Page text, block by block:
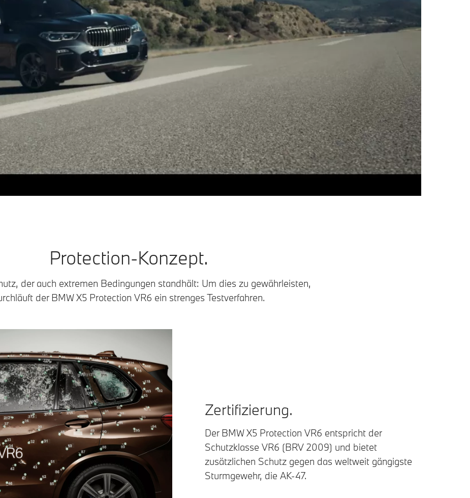
Protection-Konzept.
der auch extremen Bedingungen standhält: Um dies zu gewährleisten,
der BMW X5 Protection VR6 ein strenges Testverfahren.
Zertifizierung.
Der BMW X5 Protection VR6 entspricht der
Schutzklasse VR6 (BRV 2009) und bietet
zusätzlichen Schutz gegen das weltweit gängigste
Sturmgewehr, die AK-47.